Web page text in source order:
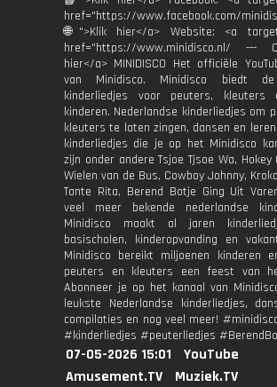
href="https://www.facebook.com/
🌐">Klik hier</a> Website: <a
href="https://www.minidisco.nl/ ---
hier</a> MINIDISCO Het officiële
van Minidisco. Minidisco biedt
kinderliedjes voor peuters, kleuters
kinderen. Nederlandse kinderliedjes om
kleuters te laten zingen, dansen en
kinderliedjes die je op het Minidisco
zijn onder andere Tsjoe Tjsoe Wa, Hokey
Wielen van de Bus, Cowboy Johnny,
Tante Rita, Berend Botje Ging Uit
veel meer bekende nederlandse
Minidisco maakt al jaren
basischolen, kinderopvanding en
Minidisco bereikt miljoenen kinderen
peuters en kleuters een feest van
Abonneer je op het kanaal van
leukste Nederlandse kinderliedjes,
compilaties en nog veel meer!
#kinderliedjes #peuterliedjes
07-05-2026 15:01
YouTube
Amusement.TV
Muziek.TV